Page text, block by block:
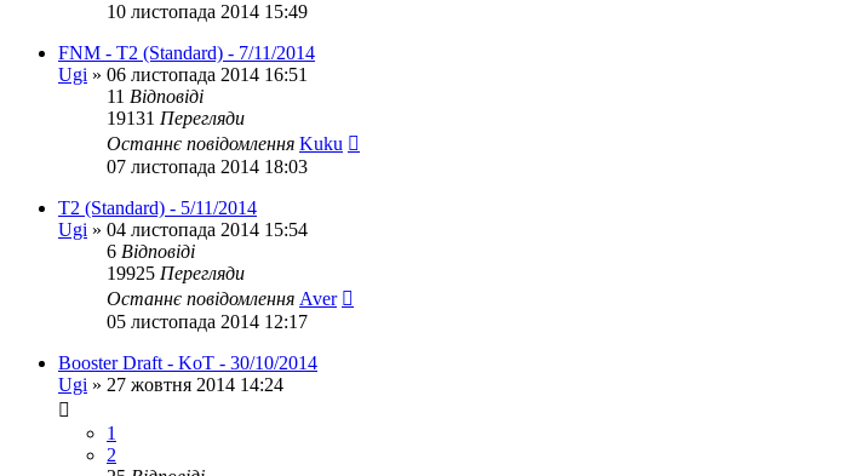
10 листопада 2014 15:49
FNM - T2 (Standard) - 7/11/2014
Ugi » 06 листопада 2014 16:51
11 Відповіді
19131 Перегляди
Останнє повідомлення Kuku
07 листопада 2014 18:03
T2 (Standard) - 5/11/2014
Ugi » 04 листопада 2014 15:54
6 Відповіді
19925 Перегляди
Останнє повідомлення Aver
05 листопада 2014 12:17
Booster Draft - KoT - 30/10/2014
Ugi » 27 жовтня 2014 14:24
1
2